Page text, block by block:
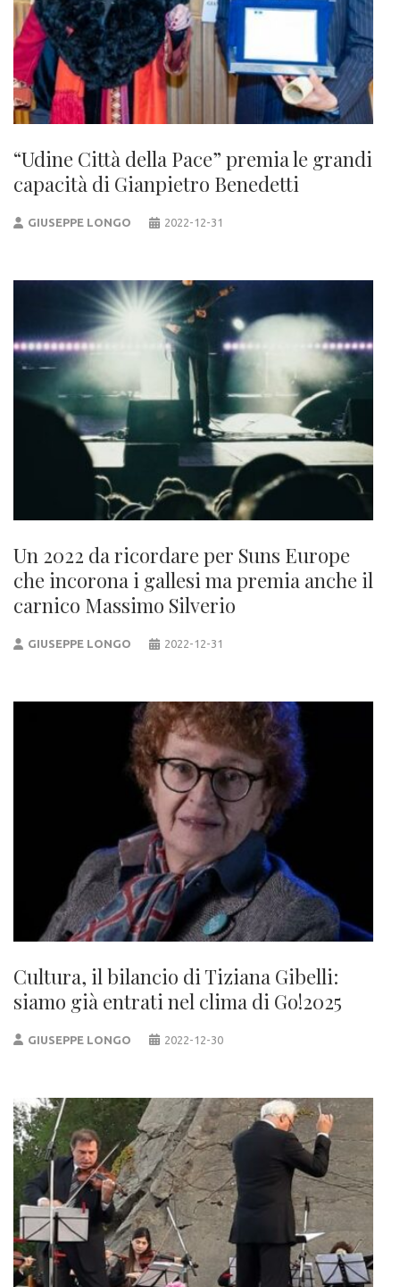
“Udine Città della Pace” premia le grandi
capacità di Gianpietro Benedetti
GIUSEPPE LONGO 2022-12-31
Un 2022 da ricordare per Suns Europe
che incorona i gallesi ma premia anche il
carnico Massimo Silverio
GIUSEPPE LONGO 2022-12-31
Cultura, il bilancio di Tiziana Gibelli:
siamo già entrati nel clima di Go!2025
GIUSEPPE LONGO 2022-12-30